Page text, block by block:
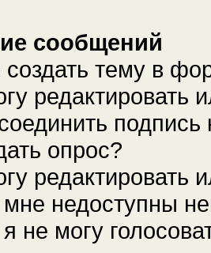
сообщений
создать тему в
редактировать
опрос?
редактировать
недоступны
не могу